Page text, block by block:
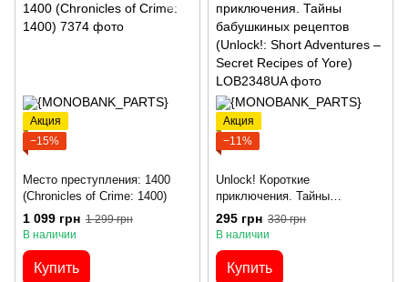
Акция
−15%
Место преступления: 1400
(Chronicles of Crime: 1400)
1 099 грн 1 299 грн
В наличии
Купить
Акция
−11%
Unlock! Короткие
приключения. Тайны
бабушкиных рецептов
(Unlock!: Short Adventures –
295 грн 330 грн
В наличии
Купить